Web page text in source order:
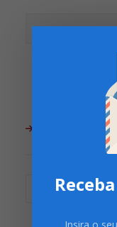
ARQUIVO DO
Arquivo